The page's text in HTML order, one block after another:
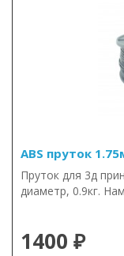
ABS пруток
Пруток для 3д
диаметр, 0.9кг.
1400 ₽